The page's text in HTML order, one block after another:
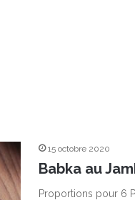
15 octobre 2020
Babka au
Proportions pour 6